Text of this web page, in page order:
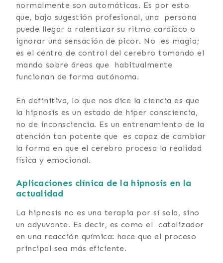
normalmente son automáticas. Es por esto
que, bajo sugestión profesional, una persona
puede llegar a ralentizar su ritmo cardíaco o
ignorar una sensación de picor. No es magia;
es el centro de control del cerebro tomando el
mando sobre áreas que habitualmente
funcionan de forma autónoma.
En definitiva, lo que nos dice la ciencia es que
la hipnosis es un estado de hiper consciencia,
no de inconsciencia. Es un entrenamiento de la
atención tan potente que es capaz de cambiar
la forma en que el cerebro procesa la realidad
física y emocional.
Aplicaciones clínica de la hipnosis en la
actualidad
La hipnosis no es una terapia por sí sola, sino
un adyuvante. Es decir, es como el catalizador
en una reacción química: hace que el proceso
principal sea más eficiente.